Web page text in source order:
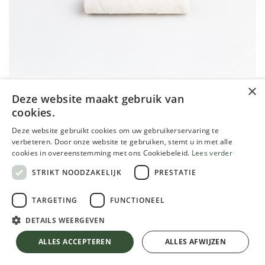
Sphinx microweefsel lakrol, 15cm
breed, diam 40mm
9,33€
×
Deze website maakt gebruik van
cookies.
Deze website gebruikt cookies om uw gebruikerservaring te
verbeteren. Door onze website te gebruiken, stemt u in met alle
cookies in overeenstemming met ons Cookiebeleid. Lees verder
STRIKT NOODZAKELIJK
PRESTATIE
TARGETING FUNCTIONEEL
DETAILS WEERGEVEN
ALLES ACCEPTEREN ALLES AFWIJZEN